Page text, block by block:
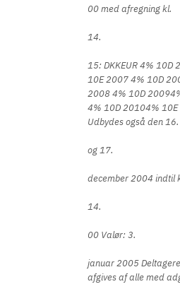
00 med afregning kl.
14.
15: DKKEUR 4% 10D
10E 2007 4% 10D
2008 4% 10D
4% 10D 20104%
Udbydes også den 16.
og 17.
december 2004 indtil
14.
00 Valør: 3.
januar 2005
afgives af alle med